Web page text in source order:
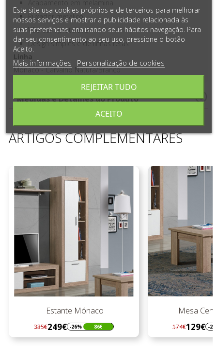
Puxador metálico
Vão com prateleira
Design simples e de linhas retas
Linha
Mónaco - Carvalho Natura/Branco
Medidas e Detalhes do Produto
ARTIGOS COMPLEMENTARES
Mesa Cent. Mónaco
Regular
preço
174€129€
Preço
Este site usa cookies próprios e de terceiros para melhorar
nossos serviços e mostrar a publicidade relacionada às
suas preferências, analisando seus hábitos navegação. Para
dar seu consentimento ao seu uso, pressione o botão
Aceito.
Mais informações Personalização de cookies
REJEITAR TUDO
ACEITO